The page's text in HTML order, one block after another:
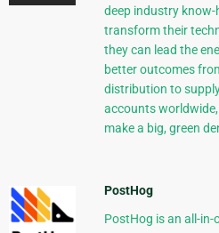
deep industry
transform their
they can lead the
better outcomes
distribution to
accounts
make a big, green
PostHog
PostHog is an all-